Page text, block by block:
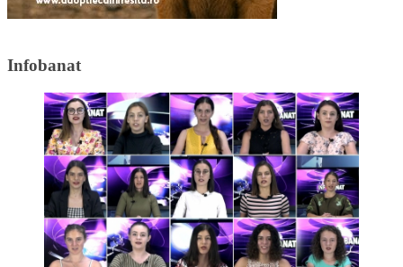
Infobanat